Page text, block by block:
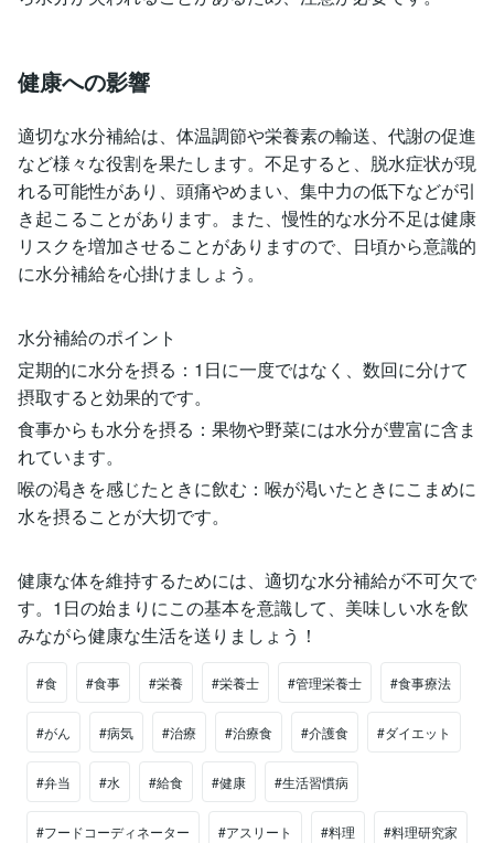
健康への影響
適切な水分補給は、体温調節や栄養素の輸送、代謝の促進
など様々な役割を果たします。不足すると、脱水症状が現
れる可能性があり、頭痛やめまい、集中力の低下などが引
き起こることがあります。また、慢性的な水分不足は健康
リスクを増加させることがありますので、日頃から意識的
に水分補給を心掛けましょう。
水分補給のポイント
定期的に水分を摂る：1日に一度ではなく、数回に分けて
摂取すると効果的です。
食事からも水分を摂る：果物や野菜には水分が豊富に含ま
れています。
喉の渇きを感じたときに飲む：喉が渇いたときにこまめに
水を摂ることが大切です。
健康な体を維持するためには、適切な水分補給が不可欠で
す。1日の始まりにこの基本を意識して、美味しい水を飲
みながら健康な生活を送りましょう！
#食 #食事 #栄養 #栄養士 #管理栄養士 #食事療法
#がん #病気 #治療 #治療食 #介護食 #ダイエット
#弁当 #水 #給食 #健康 #生活習慣病
#フードコーディネーター #アスリート #料理 #料理研究家